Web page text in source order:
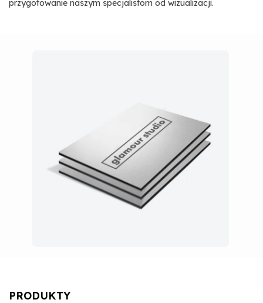
przygotowanie naszym specjalistom od wizualizacji.
PRODUKTY